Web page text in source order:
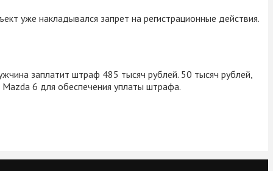
уже накладывался запрет на регистрационные действия.
заплатит штраф 485 тысяч рублей. 50 тысяч рублей,
6 для обеспечения уплаты штрафа.